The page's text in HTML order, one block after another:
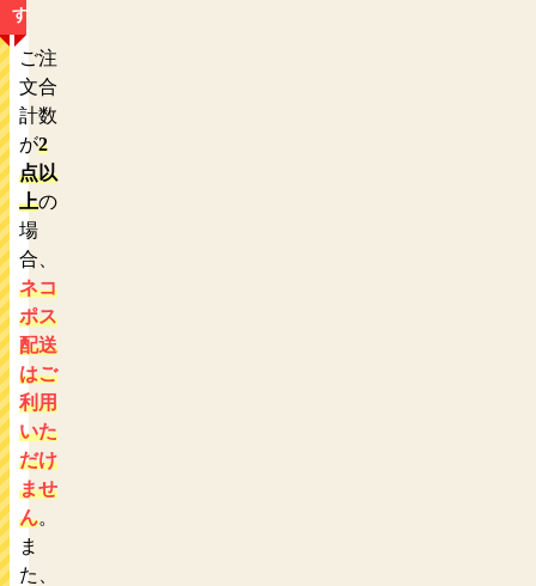
す
ご注
文合
計数
が2
点以
上の
場
合、
ネコ
ポス
配送
はご
利用
いた
だけ
ませ
ん。
ま
た、